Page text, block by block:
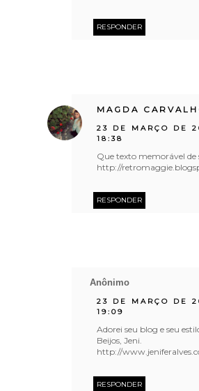
RESPONDER
MAGDA
23 DE MARÇO DE
18:38
Que texto memorável de
http://
RESPONDER
Anônimo
23 DE MARÇO DE
19:09
Adorei seu blog e seu
Beijos, Jeni.
http://
RESPONDER